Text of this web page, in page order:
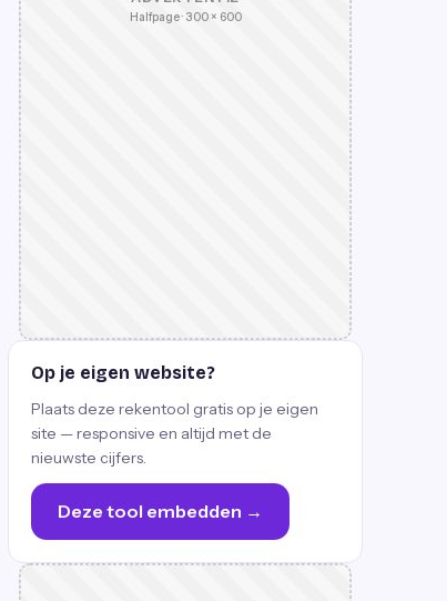
Halfpage · 300 × 600
Op je eigen website?
Plaats deze rekentool gratis op je eigen
site — responsive en altijd met de
nieuwste cijfers.
Deze tool embedden →